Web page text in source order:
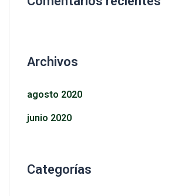
Archivos
agosto 2020
junio 2020
Categorías